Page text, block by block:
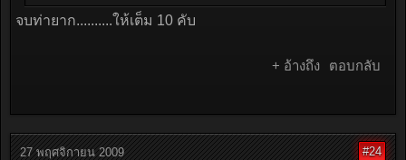
จบท่ายาก..........ให้เต็ม 10 คับ
+ อ้างถึง ตอบกลับ
27 พฤศจิกายน 2009 #24